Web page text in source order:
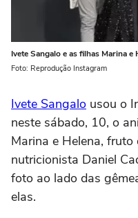
Ivete Sangalo e as filhas Marina e
Foto: Reprodução Instagram
Ivete Sangalo usou o
neste sábado, 10, o
Marina e Helena,
nutricionista Daniel
foto ao lado das
elas.